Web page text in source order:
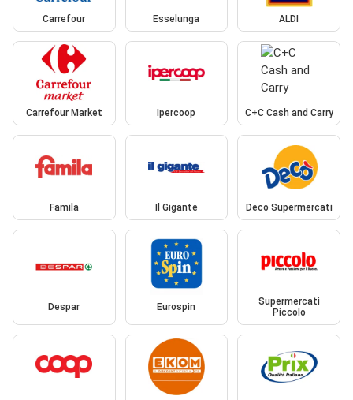
Carrefour Esselunga ALDI
Carrefour Market Ipercoop C+C Cash and Carry
Famila Il Gigante Deco Supermercati
Despar Eurospin
Supermercati
Piccolo